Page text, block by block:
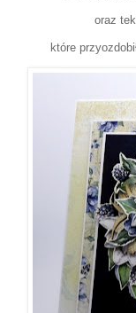
oraz
które